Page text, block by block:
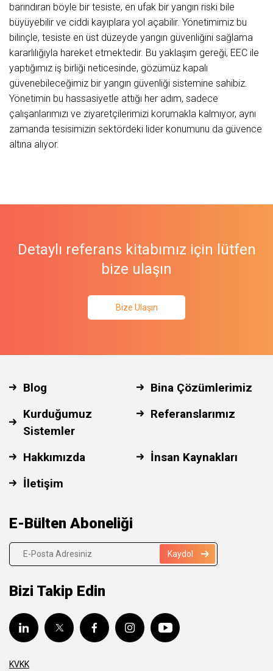
barındıran böyle bir tesiste, en ufak bir yangın riski bile
büyüyebilir ve ciddi kayıplara yol açabilir. Yönetimimiz bu
bilinçle, tesiste en üst düzeyde yangın güvenliğini sağlama
kararlılığıyla hareket etmektedir. Bu yaklaşım gereği, EEC ile
yaptığımız iş birliği neticesinde, gözümüz kapalı
güvenebileceğimiz bir yangın güvenliği sistemine sahibiz.
Yönetimin bu hassasiyetle attığı her adım, sadece
çalışanlarımızı ve ziyaretçilerimizi korumakla kalmıyor, aynı
zamanda tesisimizin sektördeki lider konumunu da güvence
altına alıyor.
Detaylı referans kitabımız için lütfen
bize ulaşın
Bize Ulaşın
Blog
Bina Çözümlerimiz
Kurduğumuz
Sistemler
Referanslarımız
Hakkımızda
İnsan Kaynakları
İletişim
E-Bülten Aboneliği
Kaydol
Bizi Takip Edin
KVKK